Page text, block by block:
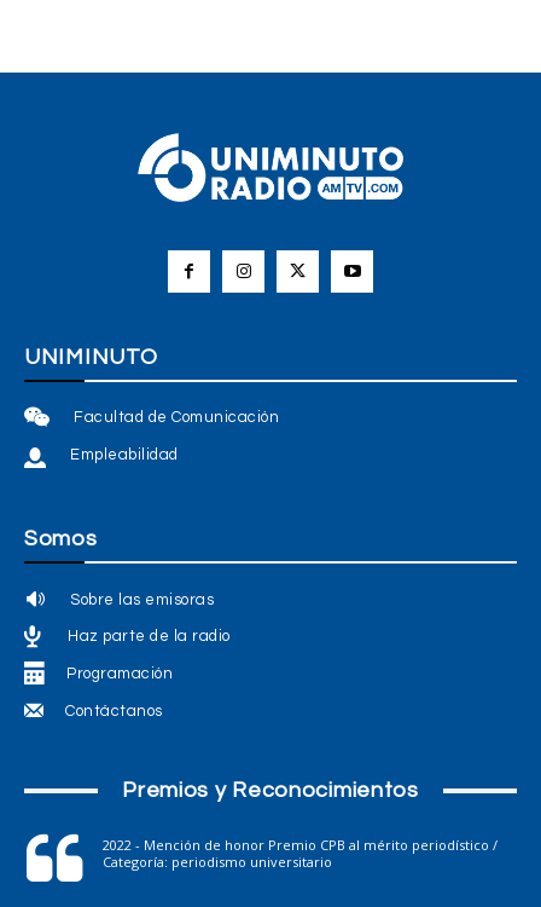
UNIMINUTO
Facultad de Comunicación
Empleabilidad
Somos
Sobre las emisoras
Haz parte de la radio
Programación
Contáctanos
Premios y Reconocimientos
2022 - Mención de honor Premio CPB al mérito periodístico /
Categoría: periodismo universitario